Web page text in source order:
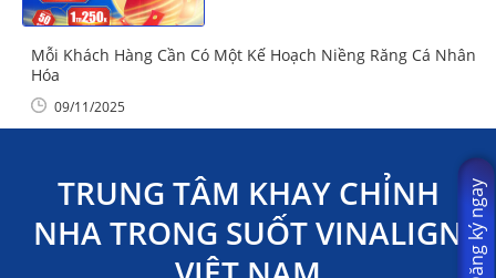
Mỗi Khách Hàng Cần Có Một Kế Hoạch Niềng Răng Cá Nhân
Hóa
09/11/2025
TRUNG TÂM KHAY CHỈNH
NHA TRONG SUỐT VINALIGN Đăng ký ngay